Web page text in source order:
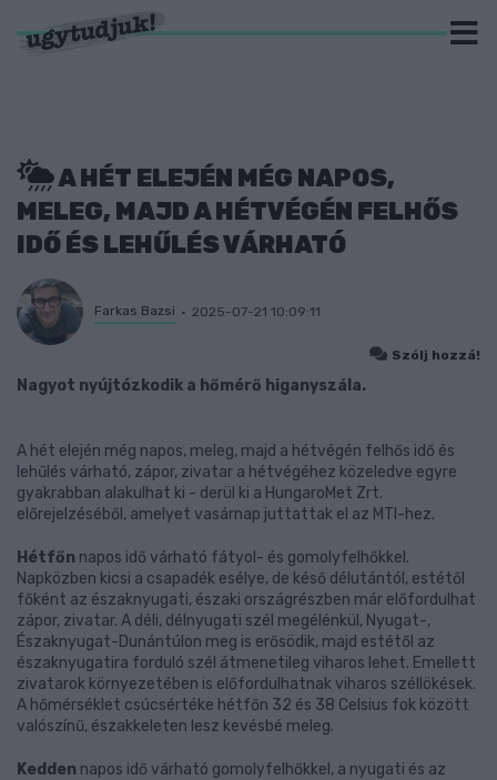
A HÉT ELEJÉN MÉG NAPOS,
MELEG, MAJD A HÉTVÉGÉN FELHŐS
IDŐ ÉS LEHŰLÉS VÁRHATÓ
Farkas Bazsi 2025-07-21 10:09:11
Szólj hozzá!
Nagyot nyújtózkodik a hőmérő higanyszála.
A hét elején még napos, meleg, majd a hétvégén felhős idő és
lehűlés várható, zápor, zivatar a hétvégéhez közeledve egyre
gyakrabban alakulhat ki - derül ki a HungaroMet Zrt.
előrejelzéséből, amelyet vasárnap juttattak el az MTI-hez.
Hétfőn napos idő várható fátyol- és gomolyfelhőkkel.
Napközben kicsi a csapadék esélye, de késő délutántól, estétől
főként az északnyugati, északi országrészben már előfordulhat
zápor, zivatar. A déli, délnyugati szél megélénkül, Nyugat-,
Északnyugat-Dunántúlon meg is erősödik, majd estétől az
északnyugatira forduló szél átmenetileg viharos lehet. Emellett
zivatarok környezetében is előfordulhatnak viharos széllökések.
A hőmérséklet csúcsértéke hétfőn 32 és 38 Celsius fok között
valószínű, északkeleten lesz kevésbé meleg.
Kedden napos idő várható gomolyfelhőkkel, a nyugati és az